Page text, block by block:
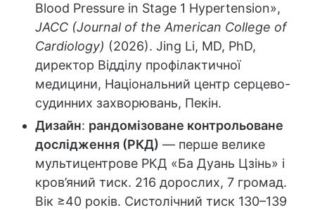
Blood Pressure in Stage 1 Hypertension»,
JACC (Journal of the American College of
Cardiology) (2026). Jing Li, MD, PhD,
директор Відділу профілактичної
медицини, Національний центр серцево-
судинних захворювань, Пекін.
Дизайн: рандомізоване контрольоване
дослідження (РКД) — перше велике
мультицентрове РКД «Ба Дуань Цзінь» і
кров’яний тиск. 216 дорослих, 7 громад.
Вік ≥40 років. Систолічний тиск 130–139